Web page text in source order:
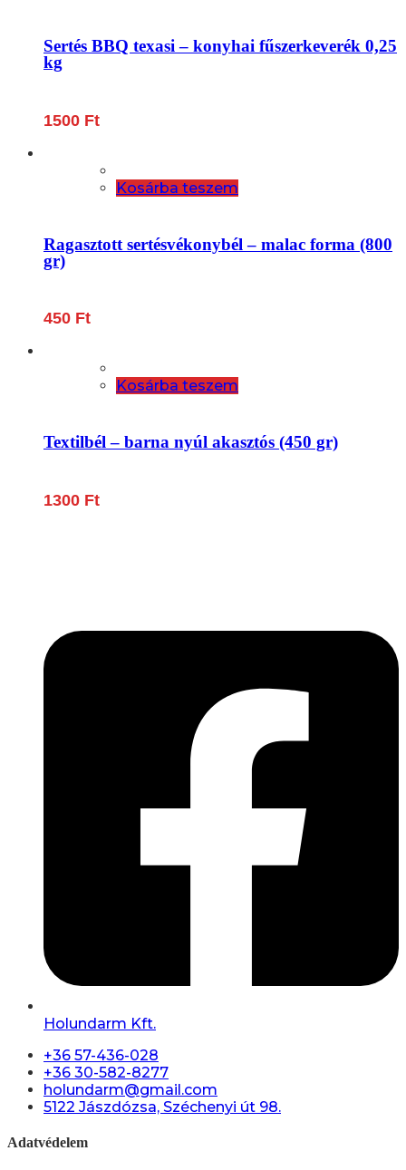
Sertés BBQ texasi – konyhai fűszerkeverék 0,25
kg
1500 Ft
Kosárba teszem
Ragasztott sertésvékonybél – malac forma (800
gr)
450 Ft
Kosárba teszem
Textilbél – barna nyúl akasztós (450 gr)
1300 Ft
Holundarm Kft.
+36 57-436-028
+36 30-582-8277
holundarm@gmail.com
5122 Jászdózsa, Széchenyi út 98.
Adatvédelem